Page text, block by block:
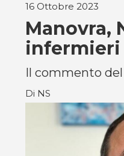
16 Ottobre 2023
Manovra,
infermieri
Il commento
Di NS